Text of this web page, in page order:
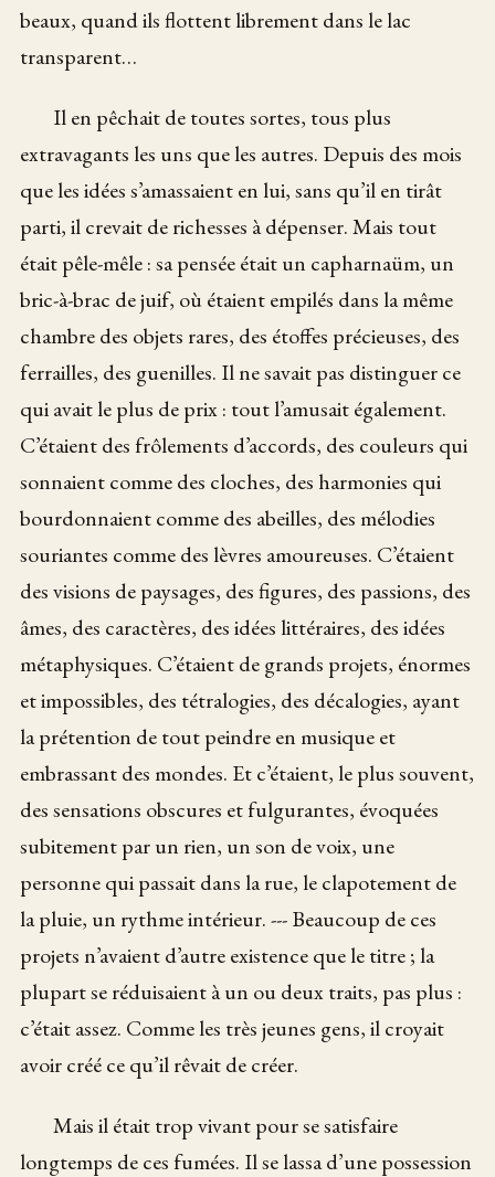
beaux, quand ils flottent librement dans le lac
transparent…
Il en pêchait de toutes sortes, tous plus
extravagants les uns que les autres. Depuis des mois
que les idées s’amassaient en lui, sans qu’il en tirât
parti, il crevait de richesses à dépenser. Mais tout
était pêle-mêle : sa pensée était un capharnaüm, un
bric-à-brac de juif, où étaient empilés dans la même
chambre des objets rares, des étoffes précieuses, des
ferrailles, des guenilles. Il ne savait pas distinguer ce
qui avait le plus de prix : tout l’amusait également.
C’étaient des frôlements d’accords, des couleurs qui
sonnaient comme des cloches, des harmonies qui
bourdonnaient comme des abeilles, des mélodies
souriantes comme des lèvres amoureuses. C’étaient
des visions de paysages, des figures, des passions, des
âmes, des caractères, des idées littéraires, des idées
métaphysiques. C’étaient de grands projets, énormes
et impossibles, des tétralogies, des décalogies, ayant
la prétention de tout peindre en musique et
embrassant des mondes. Et c’étaient, le plus souvent,
des sensations obscures et fulgurantes, évoquées
subitement par un rien, un son de voix, une
personne qui passait dans la rue, le clapotement de
la pluie, un rythme intérieur. --- Beaucoup de ces
projets n’avaient d’autre existence que le titre ; la
plupart se réduisaient à un ou deux traits, pas plus :
c’était assez. Comme les très jeunes gens, il croyait
avoir créé ce qu’il rêvait de créer.
Mais il était trop vivant pour se satisfaire
longtemps de ces fumées. Il se lassa d’une possession